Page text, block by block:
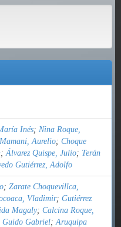
Inés; Nina Roque,
Aurelio; Choque
;Álvarez Quispe, Julio; Terán
Gutiérrez, Adolfo
; Zarate Choquevillca,
Vladimir; Gutiérrez
Magaly; Calcina Roque,
Gabriel;Aruquipa